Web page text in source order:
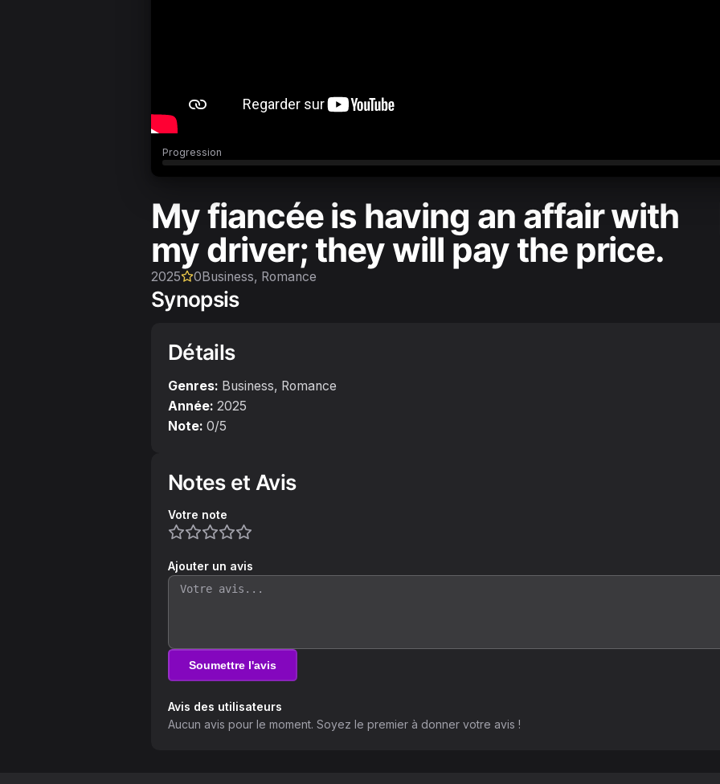
Progression
My fiancée is having an affair with
my driver; they will pay the price.
2025 0Business, Romance
Synopsis
Détails
Genres: Business, Romance
Année: 2025
Note: 0/5
Notes et Avis
Votre note
Ajouter un avis
Soumettre l'avis
Avis des utilisateurs
Aucun avis pour le moment. Soyez le premier à donner votre avis !